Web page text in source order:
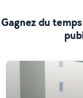
Gagnez du